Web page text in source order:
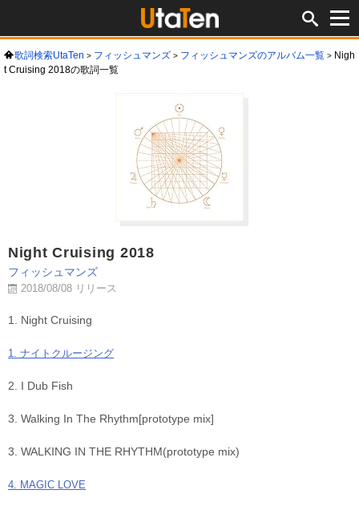
歌詞検索UtaTen フィッシュマンズ フィッシュマンズのアルバム一覧
Nigh
t Cruising 2018の歌詞一覧
Night Cruising 2018
フィッシュマンズ
2018/08/08 リリース
1. Night Cruising
1. ナイトクルージング
2. I Dub Fish
3. Walking In The Rhythm[prototype mix]
3. WALKING IN THE RHYTHM(prototype mix)
4. MAGIC LOVE